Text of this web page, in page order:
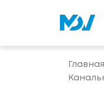
Главная